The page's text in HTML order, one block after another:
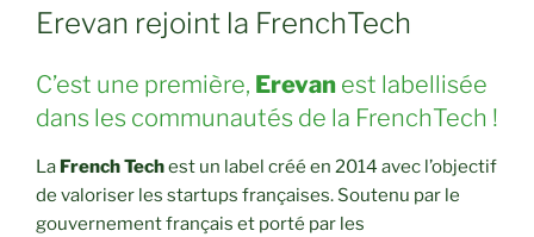
Erevan rejoint la FrenchTech
C’est une première, Erevan est labellisée
dans les communautés de la FrenchTech !
La French Techest un label créé en 2014 avec l’objectif
de valoriser les startups françaises. Soutenu par le
gouvernement français et porté par les